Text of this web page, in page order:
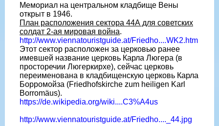
Мемориал на центральном кладбище Вены
открыт в 1946.
План расположения сектора 44А для советских
солдат 2-ая мировая война.
http://www.viennatouristguide.at/Friedho....WK2.htm
Этот сектор расположен за церковью ранее
имевшей название церковь Карла Люгера (в
просторечии Люгеркирхе), сейчас церковь
переименована в кладбищенскую церковь Карла
Борромойза (Friedhofskirche zum heiligen Karl
Borromäus).
https://de.wikipedia.org/wiki....C3%A4us
http://www.viennatouristguide.at/Friedho...._44.jpg